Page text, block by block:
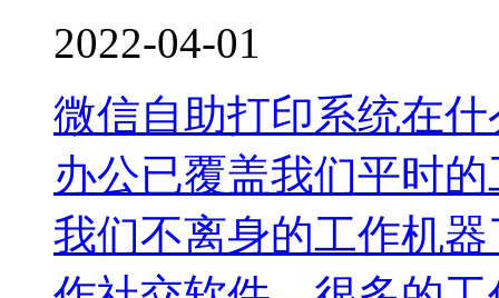
2022-04-01
微信自助打印系统在
办公已覆盖我们平时
我们不离身的工作机